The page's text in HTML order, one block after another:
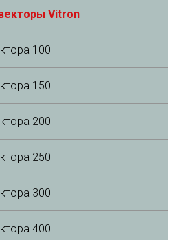
Vitron
100
150
200
250
300
400